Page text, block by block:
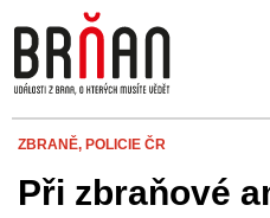
ZBRANĚ, POLICIE ČR
Při zbraňové